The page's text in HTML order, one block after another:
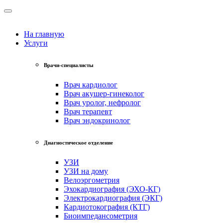
На главную
Услуги
Врачи-специалисты
Врач кардиолог
Врач акушер-гинеколог
Врач уролог, нефролог
Врач терапевт
Врач эндокринолог
Диагностическое отделение
УЗИ
УЗИ на дому
Велоэргометрия
Эхокардиография (ЭХО-КГ)
Электрокардиография (ЭКГ)
Кардиотокография (КТГ)
Биоимпедансометрия